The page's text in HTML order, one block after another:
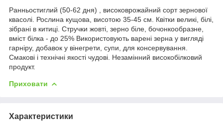
Ранньостиглий (50-62 дня) , високоврожайний сорт зернової
квасолі. Рослина кущова, висотою 35-45 см. Квітки великі, білі,
зібрані в китиці. Стручки жовті, зерно біле, бочонкообразне,
вміст білка - до 25% Використовують варені зерна у вигляді
гарніру, добавок у вінегрети, супи, для консервування.
Смакові і технічні якості чудові. Незамінний високобілковий
продукт.
Приховати
Характеристики